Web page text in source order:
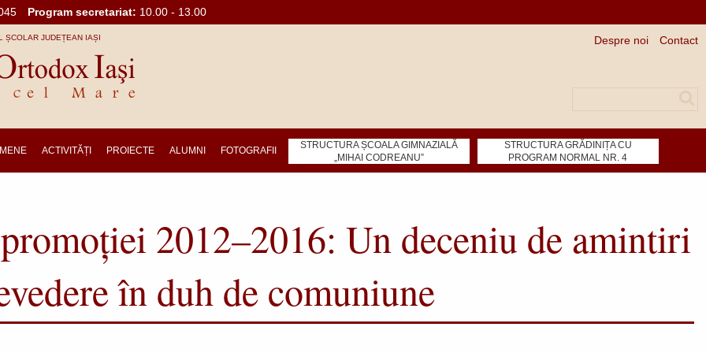
Program secretariat: 10.00 - 13.00
ȘCOLAR JUDEȚEAN IAȘI Despre noi Contact
ACTIVITĂȚI PROIECTE ALUMNI FOTOGRAFII
STRUCTURA ȘCOALA GIMNAZIALĂ
„MIHAI CODREANU”
STRUCTURA GRĂDINIȚA CU
PROGRAM NORMAL NR. 4
2012–2016: Un deceniu de amintiri
în duh de comuniune